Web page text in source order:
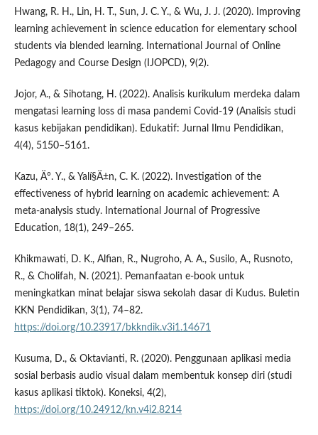
Hwang, R. H., Lin, H. T., Sun, J. C. Y., & Wu, J. J. (2020). Improving
learning achievement in science education for elementary school
students via blended learning. International Journal of Online
Pedagogy and Course Design (IJOPCD), 9(2).
Jojor, A., & Sihotang, H. (2022). Analisis kurikulum merdeka dalam
mengatasi learning loss di masa pandemi Covid-19 (Analisis studi
kasus kebijakan pendidikan). Edukatif: Jurnal Ilmu Pendidikan,
4(4), 5150–5161.
Kazu, Ä°. Y., & Yalí§Ä±n, C. K. (2022). Investigation of the
effectiveness of hybrid learning on academic achievement: A
meta-analysis study. International Journal of Progressive
Education, 18(1), 249–265.
Khikmawati, D. K., Alfian, R., Nugroho, A. A., Susilo, A., Rusnoto,
R., & Cholifah, N. (2021). Pemanfaatan e-book untuk
meningkatkan minat belajar siswa sekolah dasar di Kudus. Buletin
KKN Pendidikan, 3(1), 74–82.
https://doi.org/10.23917/bkkndik.v3i1.14671
Kusuma, D., & Oktavianti, R. (2020). Penggunaan aplikasi media
sosial berbasis audio visual dalam membentuk konsep diri (studi
kasus aplikasi tiktok). Koneksi, 4(2),
https://doi.org/10.24912/kn.v4i2.8214